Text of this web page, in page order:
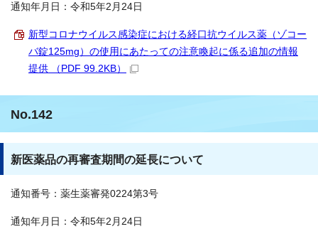
通知年月日：令和5年2月24日
新型コロナウイルス感染症における経口抗ウイルス薬（ゾコー
バ錠125mg）の使用にあたっての注意喚起に係る追加の情報
提供 （PDF 99.2KB）
No.142
新医薬品の再審査期間の延長について
通知番号：薬生薬審発0224第3号
通知年月日：令和5年2月24日